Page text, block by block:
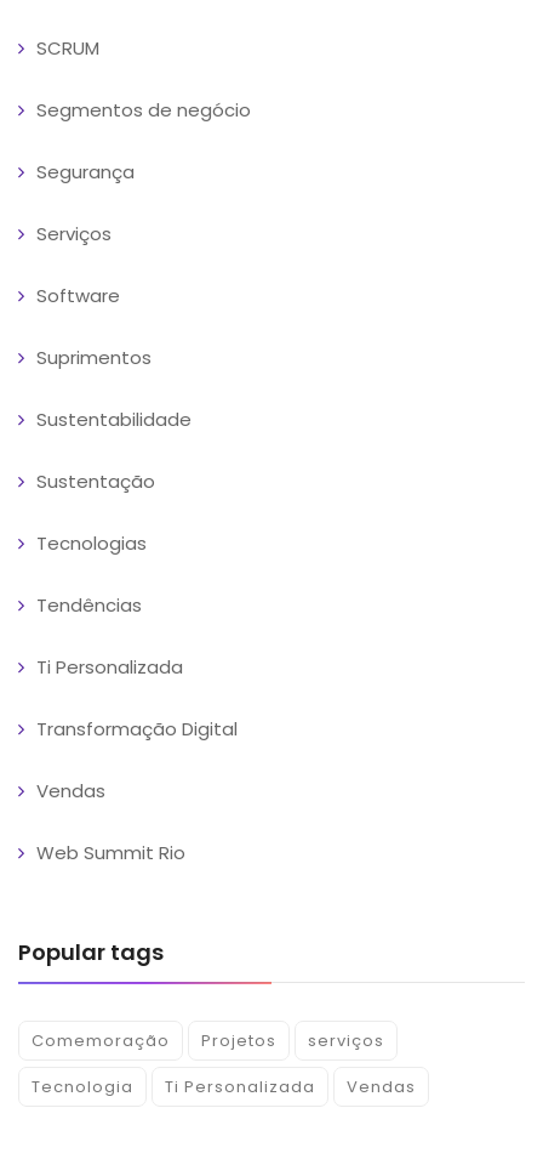
SCRUM
Segmentos de negócio
Segurança
Serviços
Software
Suprimentos
Sustentabilidade
Sustentação
Tecnologias
Tendências
Ti Personalizada
Transformação Digital
Vendas
Web Summit Rio
Popular tags
Comemoração Projetos
serviços
Tecnologia
Ti Personalizada Vendas